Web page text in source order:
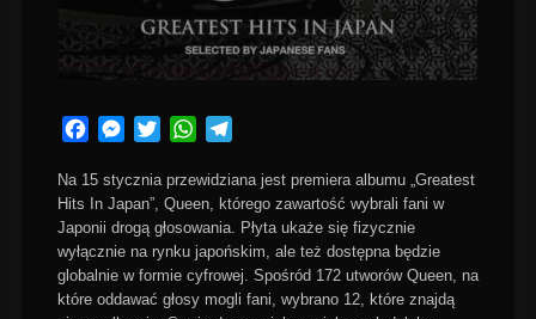
FacebookMessenger
TwitterWhatsApp
Na 15 stycznia przewidziana jest premiera albumu „Greatest
Hits In Japan”, Queen, którego zawartość wybrali fani w
Japonii drogą głosowania. Płyta ukaże się fizycznie
wyłącznie na rynku japońskim, ale też dostępna będzie
globalnie w formie cyfrowej. Spośród 172 utworów Queen, na
które oddawać głosy mogli fani, wybrano 12, które znajdą